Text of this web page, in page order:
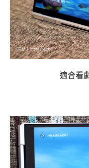
適合看